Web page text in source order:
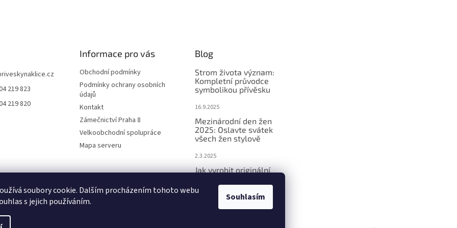
soubory cookie. Dalším procházením tohoto webu
s jejich používáním.
Souhlasím
219 823
219 820
Informace pro vás
Obchodní podmínky
Podmínky ochrany osobních
údajů
Kontakt
Zámečnictví Praha 8
Velkoobchodní spolupráce
Mapa serveru
Blog
Strom života význam:
Kompletní průvodce
symbolikou přívěsku
16.9.2025
Mezinárodní den žen
2025: Oslavte svátek
všech žen stylově
2.3.2025
Jak vyrobit originální